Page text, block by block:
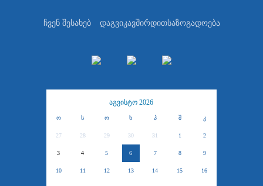
ჩვენ შესახებ დაგვიკავშირდითსაზოგადოება
აგვისტო 2026
ო ს ო ხ პ შ კ
27 28 29 30 31 1 2
3 4 5 6 7 8 9
10 11 12 13 14 15 16